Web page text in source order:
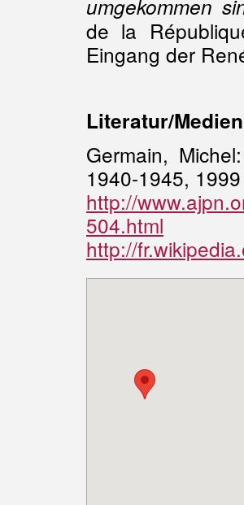
umgekommen
de la
Eingang der
Literatur/Medien
Germain,
1940-1945, 1999
http://
504.html
http://